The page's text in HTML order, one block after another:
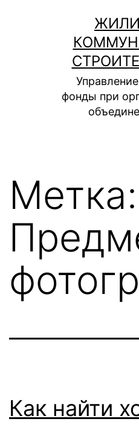
содержимому
фонды при
Метка:
Как найти